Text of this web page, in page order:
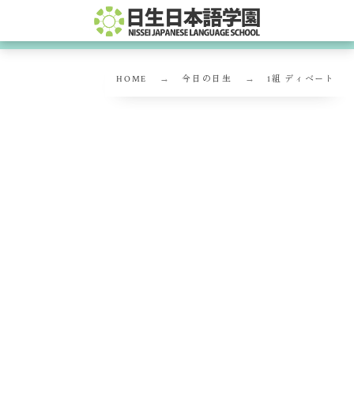
HOME 今日の日生 1組 ディベート